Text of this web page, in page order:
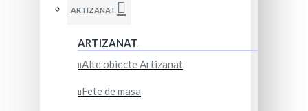
ARTIZANAT
ARTIZANAT
Alte obiecte Artizanat
Fete de masa